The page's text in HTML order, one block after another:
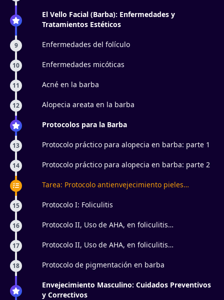
El Vello Facial (Barba): Enfermedades y
Tratamientos Estéticos
9 Enfermedades del folículo
10 Enfermedades micóticas
11 Acné en la barba
12 Alopecia areata en la barba
Protocolos para la Barba
13 Protocolo práctico para alopecia en barba: parte 1
14 Protocolo práctico para alopecia en barba: parte 2
Tarea: Protocolo antienvejecimiento pieles
15 Protocolo I: Foliculitis
16
Protocolo II, Uso de AHA, en foliculitis
17
Protocolo II, Uso de AHA, en foliculitis
18 Protocolo de pigmentación en barba
Envejecimiento Masculino: Cuidados Preventivos
y Correctivos